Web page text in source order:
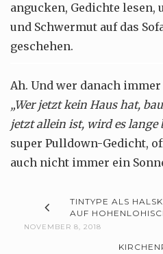
angucken, Gedichte
und Schwermut auf das
geschehen.
Ah. Und wer danach
„Wer jetzt kein Haus hat,
jetzt allein ist, wird es lange
super Pulldown-Gedicht,
auch nicht immer ein
TINTYPE ALS
AUF
NOVEMBER 8, 2018